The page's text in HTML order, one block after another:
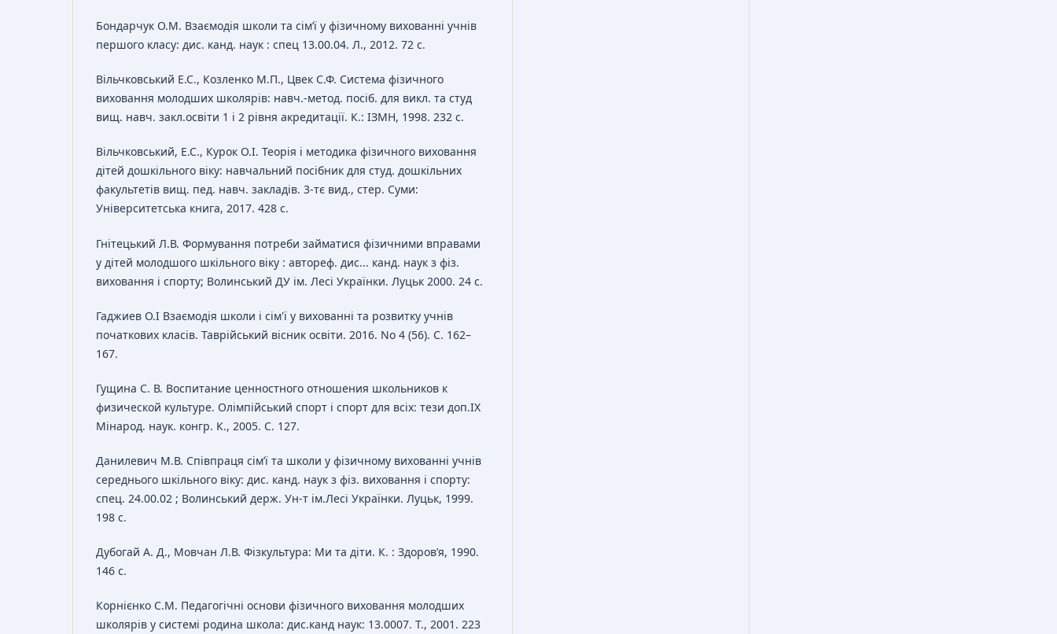
Бондарчук О.М. Взаємодія школи та сім’ї у фізичному вихованні учнів
першого класу: дис. канд. наук : спец 13.00.04. Л., 2012. 72 с.
Вільчковський Е.С., Козленко М.П., Цвек С.Ф. Система фізичного
виховання молодших школярів: навч.-метод. посіб. для викл. та студ
вищ. навч. закл.освіти 1 і 2 рівня акредитації. К.: ІЗМН, 1998. 232 с.
Вільчковський, Е.С., Курок О.І. Теорія і методика фізичного виховання
дітей дошкільного віку: навчальний посібник для студ. дошкільних
факультетів вищ. пед. навч. закладів. 3-тє вид., стер. Суми:
Університетська книга, 2017. 428 с.
Гнітецький Л.В. Формування потреби займатися фізичними вправами
у дітей молодшого шкільного віку : автореф. дис... канд. наук з фіз.
виховання і спорту; Волинський ДУ ім. Лесі Українки. Луцьк 2000. 24 с.
Гаджиев О.І Взаємодія школи і сім'ї у вихованні та розвитку учнів
початкових класів. Таврійський вісник освіти. 2016. No 4 (56). С. 162–
167.
Гущина С. В. Воспитание ценностного отношения школьников к
физической культуре. Олімпійський спорт і спорт для всіх: тези доп.ІХ
Мінарод. наук. конгр. К., 2005. С. 127.
Данилевич М.В. Співпраця сім’ї та школи у фізичному вихованні учнів
середнього шкільного віку: дис. канд. наук з фіз. виховання і спорту:
спец. 24.00.02 ; Волинський держ. Ун-т ім.Лесі Українки. Луцьк, 1999.
198 с.
Дубогай А. Д., Мовчан Л.В. Фізкультура: Ми та діти. К. : Здоров’я, 1990.
146 с.
Корнієнко С.М. Педагогічні основи фізичного виховання молодших
школярів у системі родина школа: дис.канд наук: 13.0007. Т., 2001. 223